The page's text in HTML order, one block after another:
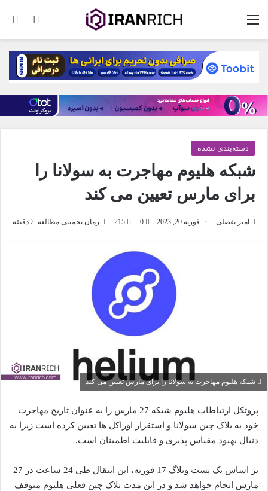
تغییر منو
دسته‌بندی نشده
شبکه هلیوم مهاجرت به سولانا را
برای مارس تعیین می کند
امیر تفضلی فوریه 20, 2023 0
215 زمان تخمینی مطالعه: 2 دقیقه
شبکه هلیوم مهاجرت به سولانا را برای مارس تعیین می کند
پروتکل ارتباطات هلیوم شبکه 27 مارس را به عنوان تاریخ مهاجرت
خود به بلاک چین سولانا و استقرار اوراکل ها تعیین کرده است زیرا به
دنبال بهبود مقیاس پذیری و قابلیت اطمینان است.
بر اساس یک پست وبلاگ 17 فوریه، این انتقال طی 24 ساعت در 27
مارس انجام خواهد شد و در این مدت بلاک چین فعلی هلیوم متوقف